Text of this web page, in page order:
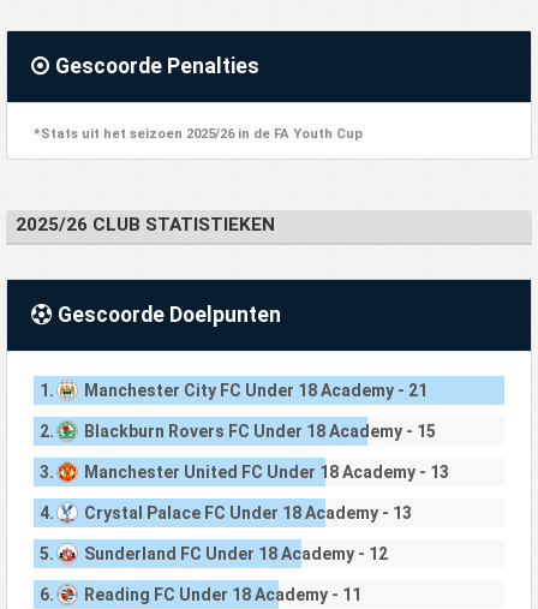
Gescoorde Penalties
*Stats uit het seizoen 2025/26 in de FA Youth Cup
2025/26 CLUB STATISTIEKEN
Gescoorde Doelpunten
1. Manchester City FC Under 18 Academy - 21
2. Blackburn Rovers FC Under 18 Academy - 15
3. Manchester United FC Under 18 Academy - 13
4. Crystal Palace FC Under 18 Academy - 13
5. Sunderland FC Under 18 Academy - 12
6. Reading FC Under 18 Academy - 11